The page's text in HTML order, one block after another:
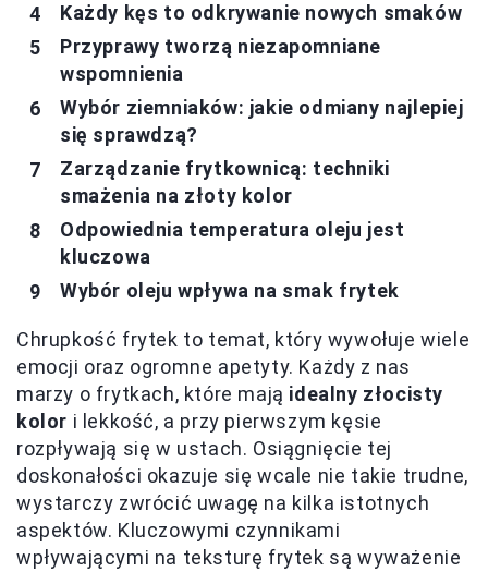
Każdy kęs to odkrywanie nowych smaków
Przyprawy tworzą niezapomniane
wspomnienia
Wybór ziemniaków: jakie odmiany najlepiej
się sprawdzą?
Zarządzanie frytkownicą: techniki
smażenia na złoty kolor
Odpowiednia temperatura oleju jest
kluczowa
Wybór oleju wpływa na smak frytek
Chrupkość frytek to temat, który wywołuje wiele
emocji oraz ogromne apetyty. Każdy z nas
marzy o frytkach, które mają idealny złocisty
kolor i lekkość, a przy pierwszym kęsie
rozpływają się w ustach. Osiągnięcie tej
doskonałości okazuje się wcale nie takie trudne,
wystarczy zwrócić uwagę na kilka istotnych
aspektów. Kluczowymi czynnikami
wpływającymi na teksturę frytek są wyważenie